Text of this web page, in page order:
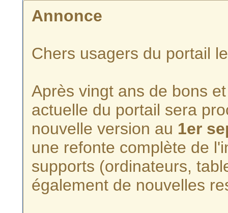
Annonce
Chers usagers du portail
Après vingt ans de bons
actuelle du portail sera
nouvelle version au 1er
une refonte complète de
supports (ordinateurs,
également de nouvelles